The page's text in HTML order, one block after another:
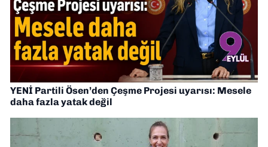
YENİ Partili Ösen’den Çeşme Projesi uyarısı: Mesele
daha fazla yatak değil